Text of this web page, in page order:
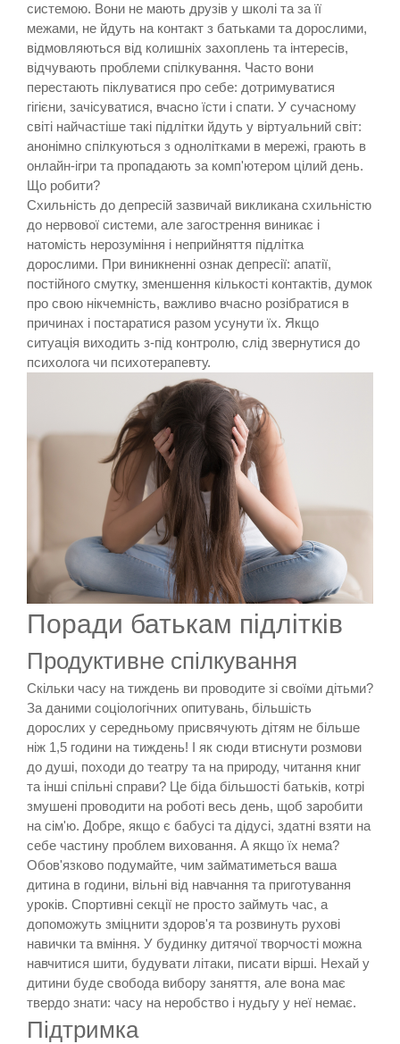
системою. Вони не мають друзів у школі та за її
межами, не йдуть на контакт з батьками та дорослими,
відмовляються від колишніх захоплень та інтересів,
відчувають проблеми спілкування. Часто вони
перестають піклуватися про себе: дотримуватися
гігієни, зачісуватися, вчасно їсти і спати. У сучасному
світі найчастіше такі підлітки йдуть у віртуальний світ:
анонімно спілкуються з однолітками в мережі, грають в
онлайн-ігри та пропадають за комп'ютером цілий день.
Що робити?
Схильність до депресій зазвичай викликана схильністю
до нервової системи, але загострення виникає і
натомість нерозуміння і неприйняття підлітка
дорослими. При виникненні ознак депресії: апатії,
постійного смутку, зменшення кількості контактів, думок
про свою нікчемність, важливо вчасно розібратися в
причинах і постаратися разом усунути їх. Якщо
ситуація виходить з-під контролю, слід звернутися до
психолога чи психотерапевту.
Поради батькам підлітків
Продуктивне спілкування
Скільки часу на тиждень ви проводите зі своїми дітьми?
За даними соціологічних опитувань, більшість
дорослих у середньому присвячують дітям не більше
ніж 1,5 години на тиждень! І як сюди втиснути розмови
до душі, походи до театру та на природу, читання книг
та інші спільні справи? Це біда більшості батьків, котрі
змушені проводити на роботі весь день, щоб заробити
на сім'ю. Добре, якщо є бабусі та дідусі, здатні взяти на
себе частину проблем виховання. А якщо їх нема?
Обов'язково подумайте, чим займатиметься ваша
дитина в години, вільні від навчання та приготування
уроків. Спортивні секції не просто займуть час, а
допоможуть зміцнити здоров'я та розвинуть рухові
навички та вміння. У будинку дитячої творчості можна
навчитися шити, будувати літаки, писати вірші. Нехай у
дитини буде свобода вибору заняття, але вона має
твердо знати: часу на неробство і нудьгу у неї немає.
Підтримка